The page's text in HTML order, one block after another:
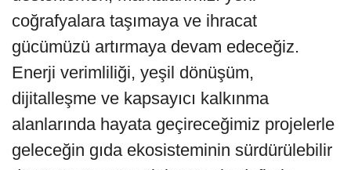
coğrafyalara taşımaya ve ihracat
gücümüzü artırmaya devam edeceğiz.
Enerji verimliliği, yeşil dönüşüm,
dijitalleşme ve kapsayıcı kalkınma
alanlarında hayata geçireceğimiz projelerle
geleceğin gıda ekosisteminin sürdürülebilir